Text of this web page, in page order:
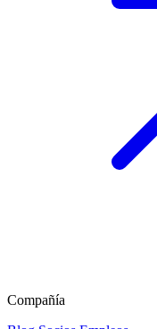
Compañía